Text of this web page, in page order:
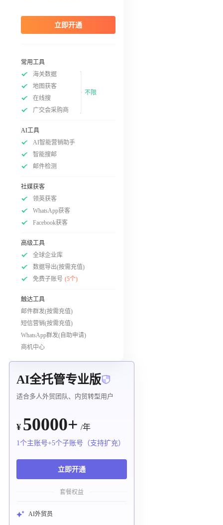
立即开通
常用工具
海关数据
地图获客
在线搜
广交会采购商
不限
AI工具
AI智能营销助手
智能搜邮
邮件检测
社媒获客
领英获客
WhatsApp获客
Facebook获客
高级工具
全球企业库
数据导出(按需充值)
免费子账号 (5个)
触达工具
邮件群发(按需充值)
短信营销(按需充值)
WhatsApp群发(自助申请)
商机中心
AI全托管专业版
适合多人外贸团队、内贸转型用户
¥ 50000+ /年
1个主账号+5个子账号（支持扩充）
立即开通
套餐权益
AI外贸员